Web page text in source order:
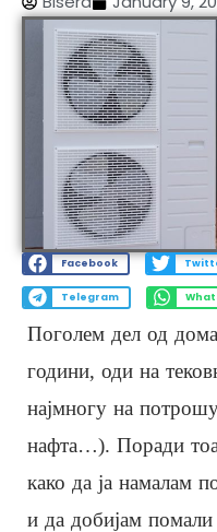
Facebook
Telegram
Поголем дел од
години, оди на
најмногу на
нафта…). Поради
како да ја намалам
и да добијам